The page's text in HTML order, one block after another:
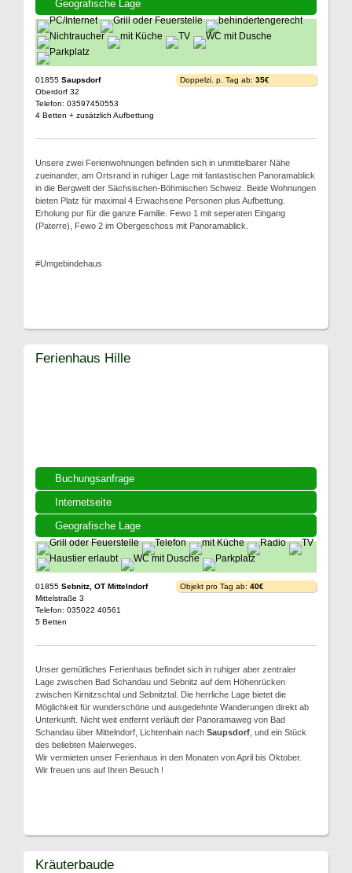
Geografische Lage
01855 Saupsdorf
Oberdorf 32
Telefon: 03597450553
4 Betten + zusätzlich Aufbettung
Doppelzi. p. Tag ab: 35€
Unsere zwei Ferienwohnungen befinden sich in unmittelbarer Nähe
zueinander, am Ortsrand in ruhiger Lage mit fantastischen Panoramablick
in die Bergwelt der Sächsischen-Böhmischen Schweiz. Beide Wohnungen
bieten Platz für maximal 4 Erwachsene Personen plus Aufbettung.
Erholung pur für die ganze Familie. Fewo 1 mit seperaten Eingang
(Paterre), Fewo 2 im Obergeschoss mit Panoramablick.
#Umgebindehaus
Buchungsanfrage
Internetseite
Geografische Lage
Ferienhaus Hille
01855 Sebnitz, OT Mittelndorf
Mittelstraße 3
Telefon: 035022 40561
5 Betten
Objekt pro Tag ab: 40€
Unser gemütliches Ferienhaus befindet sich in ruhiger aber zentraler
Lage zwischen Bad Schandau und Sebnitz auf dem Höhenrücken
zwischen Kirnitzschtal und Sebnitztal. Die herrliche Lage bietet die
Möglichkeit für wunderschöne und ausgedehnte Wanderungen direkt ab
Unterkunft. Nicht weit entfernt verläuft der Panoramaweg von Bad
Schandau über Mittelndorf, Lichtenhain nach Saupsdorf , und ein Stück
des beliebten Malerweges.
Wir vermieten unser Ferienhaus in den Monaten von April bis Oktober.
Wir freuen uns auf Ihren Besuch !
Kräuterbaude